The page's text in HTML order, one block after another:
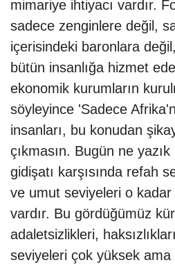
mimariye ihtiyacı vardır.
sadece zenginlere değil,
içerisindeki baronlara
bütün insanlığa hizmet
ekonomik kurumların
söyleyince 'Sadece
insanları, bu konudan
çıkmasın. Bugün ne
gidişatı karşısında refah
ve umut seviyeleri o
vardır. Bu gördüğümüz
adaletsizlikleri,
seviyeleri çok yüksek ama